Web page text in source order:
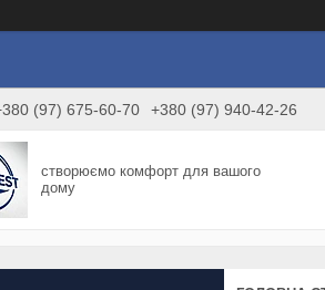
(97) 675-60-70 +380 (97) 940-42-26
створюємо комфорт для вашого
дому